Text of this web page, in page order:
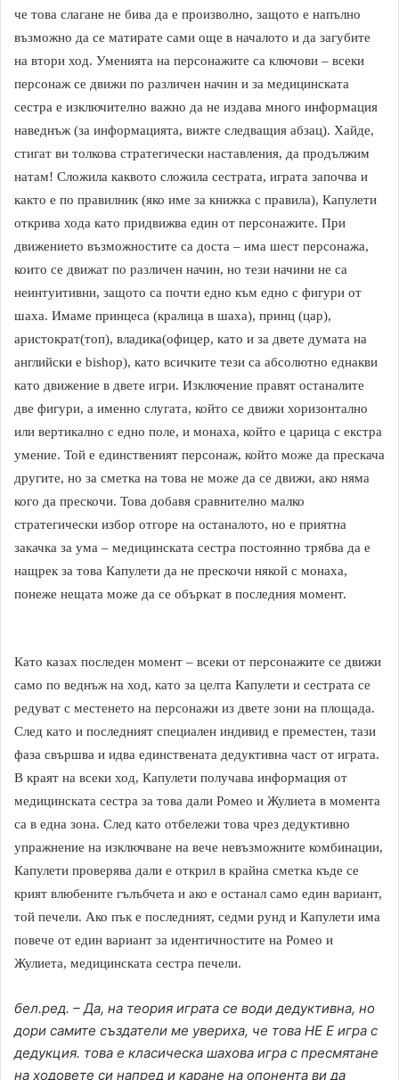
че това слагане не бива да е произволно, защото е напълно
възможно да се матирате сами още в началото и да загубите
на втори ход. Уменията на персонажите са ключови – всеки
персонаж се движи по различен начин и за медицинската
сестра е изключително важно да не издава много информация
наведнъж (за информацията, вижте следващия абзац). Хайде,
стигат ви толкова стратегически наставления, да продължим
натам! Сложила каквото сложила сестрата, играта започва и
както е по правилник (яко име за книжка с правила), Капулети
открива хода като придвижва един от персонажите. При
движението възможностите са доста – има шест персонажа,
които се движат по различен начин, но тези начини не са
неинтуитивни, защото са почти едно към едно с фигури от
шаха. Имаме принцеса (кралица в шаха), принц (цар),
аристократ(топ), владика(офицер, като и за двете думата на
английски е bishop), като всичките тези са абсолютно еднакви
като движение в двете игри. Изключение правят останалите
две фигури, а именно слугата, който се движи хоризонтално
или вертикално с едно поле, и монаха, който е царица с екстра
умение. Той е единственият персонаж, който може да прескача
другите, но за сметка на това не може да се движи, ако няма
кого да прескочи. Това добавя сравнително малко
стратегически избор отгоре на останалото, но е приятна
закачка за ума – медицинската сестра постоянно трябва да е
нащрек за това Капулети да не прескочи някой с монаха,
понеже нещата може да се объркат в последния момент.
Като казах последен момент – всеки от персонажите се движи
само по веднъж на ход, като за целта Капулети и сестрата се
редуват с местенето на персонажи из двете зони на площада.
След като и последният специален индивид е преместен, тази
фаза свършва и идва единствената дедуктивна част от играта.
В краят на всеки ход, Капулети получава информация от
медицинската сестра за това дали Ромео и Жулиета в момента
са в една зона. След като отбележи това чрез дедуктивно
упражнение на изключване на вече невъзможните комбинации,
Капулети проверява дали е открил в крайна сметка къде се
крият влюбените гълъбчета и ако е останал само един вариант,
той печели. Ако пък е последният, седми рунд и Капулети има
повече от един вариант за идентичностите на Ромео и
Жулиета, медицинската сестра печели.
бел.ред. – Да, на теория играта се води дедуктивна, но
дори самите създатели ме увериха, че това НЕ Е игра с
дедукция. това е класическа шахова игра с пресмятане
на ходовете си напред и каране на опонента ви да